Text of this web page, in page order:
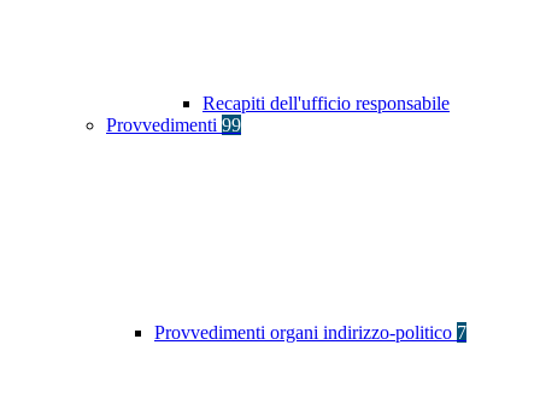
Recapiti dell'ufficio responsabile
Provvedimenti 99
Provvedimenti organi indirizzo-politico 7